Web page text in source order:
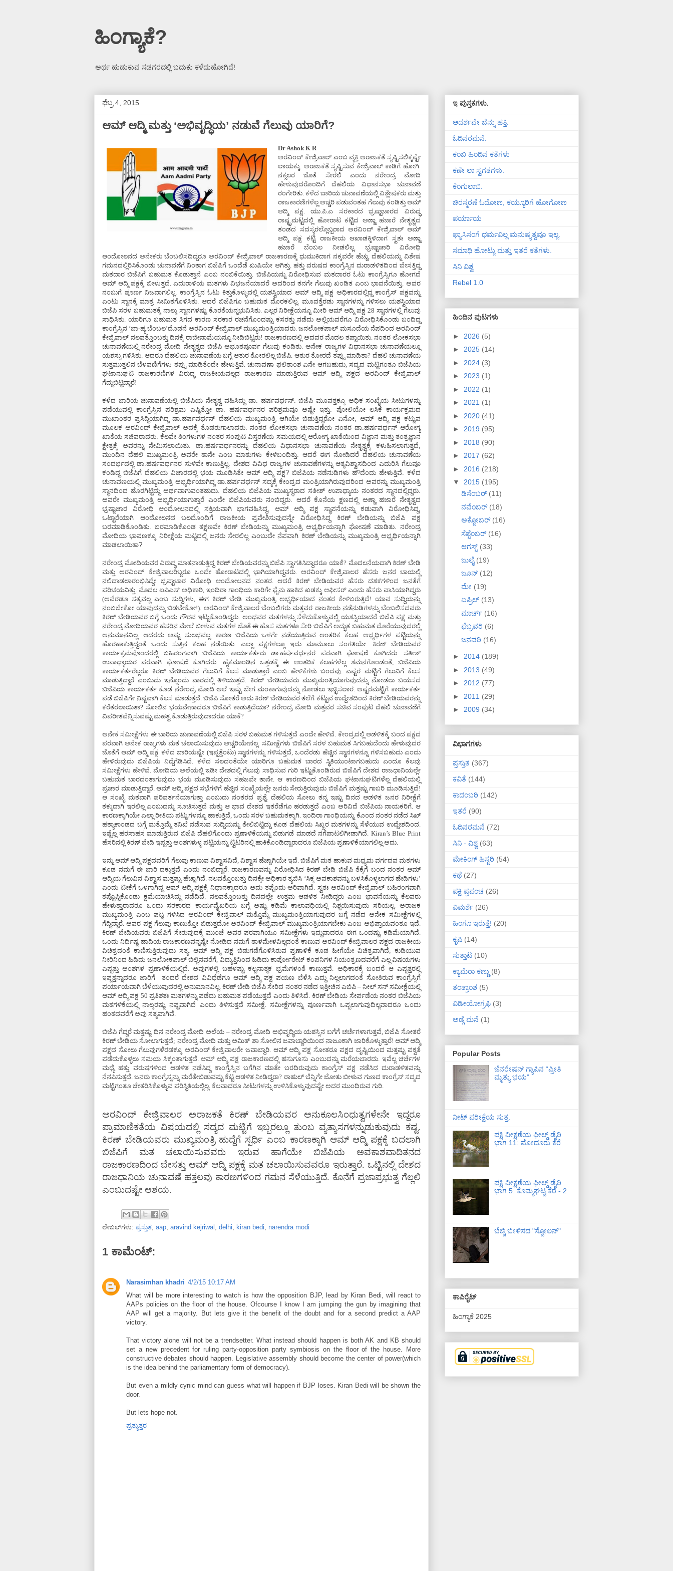
ಹಿಂಗ್ಯಾಕೆ?
ಅರ್ಥ ಹುಡುಕುವ ಸಡಗರದಲ್ಲಿ ಬದುಕು ಕಳೆದುಹೋಗಿದೆ!
ಫೆಬ್ರ 4, 2015
ಆಮ್ ಆದ್ಮಿ ಮತ್ತು ‘ಅಭಿವೃದ್ಧಿಯ’ ನಡುವೆ ಗೆಲುವು ಯಾರಿಗೆ?
Dr Ashok K R
ಅರವಿಂದ್ ಕೇಜ್ರಿವಾಲ್ ಎಂಬ ವ್ಯಕ್ತಿ ಅರಾಜಕತೆ ಸೃಷ್ಟಿಸಲಿಕ್ಕಷ್ಟೇ
ಲಾಯಕ್ಕು. ಅರಾಜಕತೆ ಸೃಷ್ಟಿಸುವ ಕೇಜ್ರಿವಾಲ್ ಕಾಡಿಗೆ ಹೋಗಿ
ನಕ್ಸಲರ ಜೊತೆ ಸೇರಲಿ ಎಂದು ನರೇಂದ್ರ ಮೋದಿ
ಹೇಳುವುದರೊಂದಿಗೆ ದೆಹಲಿಯ ವಿಧಾನಸಭಾ ಚುನಾವಣೆ
ರಂಗೇರಿತು. ಕಳೆದ ಬಾರಿಯ ಚುನಾವಣೆಯಲ್ಲಿ ವಿಶ್ಲೇಷಕರು ಮತ್ತು
ರಾಜಕಾರಣಿಗಳೆಲ್ಲ ಅಚ್ಚರಿ ಪಡುವಂತಹ ಗೆಲುವು ಕಂಡಿತ್ತು ಆಮ್
ಆದ್ಮಿ ಪಕ್ಷ. ಯು.ಪಿ.ಎ ಸರಕಾರದ ಭ್ರಷ್ಟಾಚಾರದ ವಿರುದ್ಧ
ರಾಷ್ಟ್ರಮಟ್ಟದಲ್ಲಿ ಹೋರಾಟ ಕಟ್ಟಿದ ಅಣ್ಣಾ ಹಜಾರೆ ನೇತೃತ್ವದ
ತಂಡದ ಸದಸ್ಯರಲ್ಲೊಬ್ಬರಾದ ಅರವಿಂದ್ ಕೇಜ್ರಿವಾಲ್ ಆಮ್
ಆದ್ಮಿ ಪಕ್ಷ ಕಟ್ಟಿ ರಾಜಕೀಯ ಆಖಾಡಕ್ಕಿಳಿದಾಗ ಸ್ವತಃ ಅಣ್ಣಾ
ಹಜಾರೆ ಬೆಂಬಲ ನೀಡಲಿಲ್ಲ. ಭ್ರಷ್ಟಾಚಾರಿ ವಿರೋಧಿ
ಆಂದೋಲನದ ಅನೇಕರು ಬೆಂಬಲಿಸದಿದ್ದರೂ ಅರವಿಂದ್ ಕೇಜ್ರಿವಾಲ್ ರಾಜಕಾರಣಕ್ಕೆ ಧುಮುಕಿದಾಗ ನಕ್ಕವರೇ ಹೆಚ್ಚು. ದೆಹಲಿಯನ್ನು ವಿಶೇಷ
ಗಮನದಲ್ಲಿರಿಸಿಕೊಂಡು ಚುನಾವಣೆಗೆ ನಿಂತಾಗ ಬಿಜೆಪಿಗೆ ಒಂದೆಡೆ ಖುಷಿಯೇ ಆಗಿತ್ತು. ಹತ್ತು ವರುಷದ ಕಾಂಗ್ರೆಸ್ಸಿನ ದುರಾಡಳಿತದಿಂದ ಬೇಸತ್ತಿದ್ದ
ಮತದಾರ ಬಿಜೆಪಿಗೆ ಬಹುಮತ ಕೊಡುತ್ತಾನೆ ಎಂಬ ನಂಬಿಕೆಯಿತ್ತು. ಬಿಜೆಪಿಯನ್ನು ವಿರೋಧಿಸುವ ಮತದಾರರ ಓಟು ಕಾಂಗ್ರೆಸ್ಸಿಗೂ ಹೋಗದೆ
ಆಮ್ ಆದ್ಮಿ ಪಕ್ಷಕ್ಕೆ ಬೀಳುತ್ತದೆ. ಎದುರಾಳಿಯ ಮತಗಳು ವಿಭಜನೆಯಾದರೆ ಅದರಿಂದ ತನಗೇ ಗೆಲುವು ಖಂಡಿತ ಎಂಬ ಭಾವನೆಯಿತ್ತು. ಅವರ
ನಂಬುಗೆ ಪೂರ್ಣ ನಿಜವಾಗಲಿಲ್ಲ. ಕಾಂಗ್ರೆಸ್ಸಿನ ಓಟು ಕಿತ್ತುಕೊಳ್ಳುವಲ್ಲಿ ಯಶಸ್ವಿಯಾದ ಆಮ್ ಆದ್ಮಿ ಪಕ್ಷ ಅಧಿಕಾರದಲ್ಲಿದ್ದ ಕಾಂಗ್ರೆಸ್ ಪಕ್ಷವನ್ನು
ಎಂಟು ಸ್ಥಾನಕ್ಕೆ ಮಾತ್ರ ಸೀಮಿತಗೊಳಿಸಿತು. ಆದರೆ ಬಿಜೆಪಿಗೂ ಬಹುಮತ ದೊರಕಲಿಲ್ಲ. ಮೂವತ್ತೆರಡು ಸ್ಥಾನಗಳನ್ನು ಗಳಿಸಲು ಯಶಸ್ವಿಯಾದ
ಬಿಜೆಪಿ ಸರಳ ಬಹುಮತಕ್ಕೆ ನಾಲ್ಕು ಸ್ಥಾನಗಳಷ್ಟು ಕೊರತೆಯನ್ನಭುವಿಸಿತು. ಎಲ್ಲರ ನಿರೀಕ್ಷೆಯನ್ನೂ ಮೀರಿ ಆಮ್ ಆದ್ಮಿ ಪಕ್ಷ 28 ಸ್ಥಾನಗಳಲ್ಲಿ ಗೆಲುವು
ಸಾಧಿಸಿತು. ಯಾರಿಗೂ ಬಹುಮತ ಸಿಗದ ಕಾರಣ ಸರಕಾರ ರಚನೆಗೊಂದಷ್ಟು ಕಸರತ್ತು ನಡೆದು ಅಲ್ಲಿಯವರೆಗೂ ವಿರೋಧಿಸಿಕೊಂಡು ಬಂದಿದ್ದ
ಕಾಂಗ್ರೆಸ್ಸಿನ ‘ಬಾ-ಹ್ಯ ಬೆಂಬಲ’ದೊಡನೆ ಅರವಿಂದ್ ಕೇಜ್ರಿವಾಲ್ ಮುಖ್ಯಮಂತ್ರಿಯಾದರು. ಜನಲೋಕಪಾಲ್ ಮಸೂದೆಯ ನೆಪದಿಂದ ಅರವಿಂದ್
ಕೇಜ್ರಿವಾಲ್ ನಲವತ್ತೊಂಬತ್ತು ದಿನಕ್ಕೆ ರಾಜೀನಾಮೆಯನ್ನೂ ನೀಡಿಬಿಟ್ಟರು! ರಾಜಕಾರಣದಲ್ಲಿ ಅದವರ ಮೊದಲ ತಪ್ಪಾಯಿತು. ನಂತರ ಲೋಕಸಭಾ
ಚುನಾವಣೆಯಲ್ಲಿ ನರೇಂದ್ರ ಮೋದಿ ನೇತೃತ್ವದ ಬಿಜೆಪಿ ಅಭೂತಪೂರ್ವ ಗೆಲುವು ಕಂಡಿತು. ಅನೇಕ ರಾಜ್ಯಗಳ ವಿಧಾನಸಭಾ ಚುನಾವಣೆಯಲ್ಲೂ
ಯಶಸ್ಸು ಗಳಿಸಿತು. ಆದರೂ ದೆಹಲಿಯ ಚುನಾವಣೆಯ ಬಗ್ಗೆ ಆತುರ ತೋರಲಿಲ್ಲ ಬಿಜೆಪಿ. ಆತುರ ತೋರದೆ ತಪ್ಪು ಮಾಡಿತಾ? ದೆಹಲಿ ಚುನಾವಣೆಯ
ಸುತ್ತಮುತ್ತಲಿನ ಬೆಳವಣಿಗೆಗಳು ತಪ್ಪು ಮಾಡಿತೆಂದೇ ಹೇಳುತ್ತಿವೆ. ಚುನಾವಣಾ ಫಲಿತಾಂಶ ಏನೇ ಆಗಬಹುದು, ಸದ್ಯದ ಮಟ್ಟಿಗಂತೂ ಬಿಜೆಪಿಯ
ಘಟಾನುಘಟಿ ರಾಜಕಾರಣಿಗಳ ವಿರುದ್ಧ ರಾಜಕೀಯವಲ್ಲದ ರಾಜಕಾರಣ ಮಾಡುತ್ತಿರುವ ಆಮ್ ಆದ್ಮಿ ಪಕ್ಷದ ಅರವಿಂದ್ ಕೇಜ್ರಿವಾಲ್
ಗೆದ್ದುಬಿಟ್ಟಿದ್ದಾರೆ!
ಕಳೆದ ಬಾರಿಯ ಚುನಾವಣೆಯಲ್ಲಿ ಬಿಜೆಪಿಯ ನೇತೃತ್ವ ವಹಿಸಿದ್ದು ಡಾ. ಹರ್ಷವರ್ಧನ್. ಬಿಜೆಪಿ ಮೂವತ್ತಕ್ಕೂ ಅಧಿಕ ಸಂಖೈಯ ಸೀಟುಗಳನ್ನು
ಪಡೆಯುವಲ್ಲಿ ಕಾಂಗ್ರೆಸ್ಸಿನ ಪರಿಶ್ರಮ ಎಷ್ಟಿತ್ತೋ ಡಾ. ಹರ್ಷವರ್ಧನರ ಪರಿಶ್ರಮವೂ ಅಷ್ಟೇ ಇತ್ತು. ಪೋಲಿಯೋ ಲಸಿಕೆ ಕಾರ್ಯಕ್ರಮದ
ಮುಖಾಂತರ ಪ್ರಸಿದ್ಧಿಯಾಗಿದ್ದ ಡಾ.ಹರ್ಷವರ್ಧನ್ ದೆಹಲಿಯ ಮುಖ್ಯಮಂತ್ರಿ ಆಗಿಯೇ ಬಿಡುತ್ತಿದ್ದರೋ ಏನೋ, ಆಮ್ ಆದ್ಮಿ ಪಕ್ಷ ಕಟ್ಟುವ
ಮೂಲಕ ಅರವಿಂದ್ ಕೇಜ್ರಿವಾಲ್ ಅದಕ್ಕೆ ತೊಡರುಗಾಲಾದರು. ನಂತರ ಲೋಕಸಭಾ ಚುನಾವಣೆಯ ನಂತರ ಡಾ.ಹರ್ಷವರ್ಧನ್ ಆರೋಗ್ಯ
ಖಾತೆಯ ಸಚಿವರಾದರು. ಕೆಲವೇ ತಿಂಗಳುಗಳ ನಂತರ ಸಂಪುಟ ವಿಸ್ತರಣೆಯ ಸಮಯದಲ್ಲಿ ಆರೋಗ್ಯ ಖಾತೆಯಿಂದ ವಿಜ್ಞಾನ ಮತ್ತು ತಂತ್ರಜ್ಞಾನ
ಕ್ಷೇತ್ರಕ್ಕೆ ಅವರನ್ನು ನೇಮಿಸಲಾಯಿತು. ಡಾ.ಹರ್ಷವರ್ಧನರನ್ನು ದೆಹಲಿಯ ವಿಧಾನಸಭಾ ಚುನಾವಣೆಯ ನೇತೃತ್ವಕ್ಕೆ ಕಳುಹಿಸಲಾಗುತ್ತದೆ,
ಮುಂದಿನ ದೆಹಲಿ ಮುಖ್ಯಮಂತ್ರಿ ಅವರೇ ತಾನೇ ಎಂಬ ಮಾತುಗಳು ಕೇಳಿಬಂದಿತ್ತು. ಆದರೆ ಈಗ ನೋಡಿದರೆ ದೆಹಲಿಯ ಚುನಾವಣೆಯ
ಸಂದರ್ಭದಲ್ಲಿ ಡಾ.ಹರ್ಷವರ್ಧನರ ಸುಳಿವೇ ಕಾಣುತ್ತಿಲ್ಲ. ದೇಶದ ವಿವಿಧ ರಾಜ್ಯಗಳ ಚುನಾವಣೆಗಳನ್ನು ಆತ್ಮವಿಶ್ವಾಸದಿಂದ ಎದುರಿಸಿ ಗೆಲುವೂ
ಕಂಡಿದ್ದ ಬಿಜೆಪಿಗೆ ದೆಹಲಿಯ ವಿಚಾರದಲ್ಲಿ ಭಯ ಮೂಡಿಸಿತೇ ಆಮ್ ಆದ್ಮಿ ಪಕ್ಷ? ಬಿಜೆಪಿಯ ನಡೆನುಡಿಗಳು ಹೌದೆಂದು ಹೇಳುತ್ತಿವೆ. ಕಳೆದ
ಚುನಾವಣಯಲ್ಲಿ ಮುಖ್ಯಮಂತ್ರಿ ಅಭ್ಯರ್ಥಿಯಾಗಿದ್ದ ಡಾ.ಹರ್ಷವರ್ಧನ್ ಸದ್ಯಕ್ಕೆ ಕೇಂದ್ರದ ಮಂತ್ರಿಯಾಗಿರುವುದರಿಂದ ಅವರನ್ನು ಮುಖ್ಯಮಂತ್ರಿ
ಸ್ಥಾನದಿಂದ ಹೊರಗಿಟ್ಟಿದ್ದು ಅರ್ಥವಾಗುವಂತಹುದು. ದೆಹಲಿಯ ಬಿಜೆಪಿಯ ಮುಖ್ಯಸ್ಥರಾದ ಸತೀಶ್ ಉಪಾಧ್ಯಾಯ ನಂತರದ ಸ್ಥಾನದಲ್ಲಿದ್ದರು.
ಅವರೇ ಮುಖ್ಯಮಂತ್ರಿ ಅಭ್ಯರ್ಥಿಯಾಗುತ್ತಾರೆ ಎಂದೇ ಬಿಜೆಪಿಯವರು ನಂಬಿದ್ದರು. ಆದರೆ ಕೊನೆಯ ಕ್ಷಣದಲ್ಲಿ ಅಣ್ಣಾ ಹಜಾರೆ ನೇತೃತ್ವದ
ಭ್ರಷ್ಟಾಚಾರ ವಿರೋಧಿ ಆಂದೋಲನದಲ್ಲಿ ಸಕ್ರಿಯವಾಗಿ ಭಾಗವಹಿಸಿದ್ದ, ಆಮ್ ಆದ್ಮಿ ಪಕ್ಷ ಸ್ಥಾಪನೆಯನ್ನು ಕಡುವಾಗಿ ವಿರೋಧಿಸಿದ್ದ,
ಒಟ್ಟಾರೆಯಾಗಿ ಆಂದೋಲನದ ಬಲದೊಂದಿಗೆ ರಾಜಕೀಯ ಪ್ರವೇಶಿಸುವುದನ್ನೇ ವಿರೋಧಿಸಿದ್ದ ಕಿರಣ್ ಬೇಡಿಯನ್ನು ಬಿಜೆಪಿ ಪಕ್ಷ
ಬರಮಾಡಿಕೊಂಡಿತು. ಬರಮಾಡಿಕೊಂಡ ತಕ್ಷಣವೇ ಕಿರಣ್ ಬೇಡಿಯನ್ನು ಮುಖ್ಯಮಂತ್ರಿ ಅಭ್ಯರ್ಥಿಯನ್ನಾಗಿ ಘೋಷಣೆ ಮಾಡಿತು. ನರೇಂದ್ರ
ಮೋದಿಯ ಭಾಷಣಕ್ಕೂ ನಿರೀಕ್ಷೆಯ ಮಟ್ಟದಲ್ಲಿ ಜನರು ಸೇರಲಿಲ್ಲ ಎಂಬುದೇ ನೆಪವಾಗಿ ಕಿರಣ್ ಬೇಡಿಯನ್ನು ಮುಖ್ಯಮಂತ್ರಿ ಅಭ್ಯರ್ಥಿಯನ್ನಾಗಿ
ಮಾಡಲಾಯಿತಾ?
ನರೇಂದ್ರ ಮೋದಿಯವರ ವಿರುದ್ಧ ಮಾತನಾಡುತ್ತಿದ್ದ ಕಿರಣ್ ಬೇಡಿಯವರನ್ನು ಬಿಜೆಪಿ ಸ್ವಾಗತಿಸಿದ್ದಾದರೂ ಯಾಕೆ? ಮೊದಲನೆಯದಾಗಿ ಕಿರಣ್ ಬೇಡಿ
ಮತ್ತು ಅರವಿಂದ್ ಕೇಜ್ರಿವಾಲರಿಬ್ಬರೂ ಒಂದೇ ಹೋರಾಟದಲ್ಲಿ ಭಾಗಿಯಾಗಿದ್ದವರು. ಅರವಿಂದ್ ಕೇಜ್ರಿವಾಲರ ಹೆಸರು ಜನರ ಬಾಯಲ್ಲಿ
ನಲಿದಾಡಲಾರಂಭಿಸಿದ್ದೇ ಭ್ರಷ್ಟಾಚಾರ ವಿರೋಧಿ ಆಂದೋಲನದ ನಂತರ. ಆದರೆ ಕಿರಣ್ ಬೇಡಿಯವರ ಹೆಸರು ದಶಕಗಳಿಂದ ಜನತೆಗೆ
ಪರಿಚಯವಿತ್ತು. ಮೊದಲ ಐಪಿಎಸ್ ಅಧಿಕಾರಿ, ಇಂದಿರಾ ಗಾಂಧಿಯ ಕಾರಿಗೇ ಫೈನು ಹಾಕಿದ ಖಡಕ್ಕು ಆಫೀಸರ್ ಎಂದು ಹೆಸರು ವಾಸಿಯಾಗಿದ್ದರು
(ಅವೆರಡೂ ಸತ್ಯವಲ್ಲ ಎಂಬ ಸುದ್ದಿಗಳು, ಈಗ ಕಿರಣ್ ಬೇಡಿ ಮುಖ್ಯಮಂತ್ರಿ ಅಭ್ಯರ್ಥಿಯಾದ ನಂತರ ಕೇಳಿಬರುತ್ತಿದೆ! ಯಾವ ಸುದ್ದಿಯನ್ನು
ನಂಬಬೇಕೋ ಯಾವುದನ್ನು ಬಿಡಬೇಕೋ!). ಅರವಿಂದ್ ಕೇಜ್ರಿವಾಲರ ಬೆಂಬಲಿಗರು ಮತ್ತವರ ರಾಜಕೀಯ ನಡೆನುಡಿಗಳನ್ನು ಬೆಂಬಲಿಸದವರು
ಕಿರಣ್ ಬೇಡಿಯವರ ಬಗ್ಗೆ ಒಂದು ಗೌರವ ಇಟ್ಟುಕೊಂಡಿದ್ದರು. ಅಂಥವರ ಮತಗಳನ್ನು ಸೆಳೆದುಕೊಳ್ಳುವಲ್ಲಿ ಯಶಸ್ವಿಯಾದರೆ ಬಿಜೆಪಿ ಪಕ್ಷ ಮತ್ತು
ನರೇಂದ್ರ ಮೋದಿಯವರ ಹೆಸರಿನ ಮೇಲೆ ಬೀಳುವ ಮತಗಳ ಜೊತೆ ಈ ಹೊಸ ಮತಗಳೂ ಸೇರಿ ಬಿಜೆಪಿಗೆ ಅದ್ಭುತ ಬಹುಮತ ದೊರೆಯುವುದರಲ್ಲಿ
ಅನುಮಾನವಿಲ್ಲ. ಆದರದು ಅಷ್ಟು ಸುಲಭವಲ್ಲ. ಕಾರಣ ಬಿಜೆಪಿಯ ಒಳಗೇ ನಡೆಯುತ್ತಿರುವ ಆಂತರಿಕ ಕಲಹ. ಅಭ್ಯರ್ಥಿಗಳ ಪಟ್ಟಿಯನ್ನು
ಹೊರಹಾಕುತ್ತಿದ್ದಂತೆ ಒಂದು ಸುತ್ತಿನ ಕಲಹ ನಡೆಯಿತು. ಎಲ್ಲಾ ಪಕ್ಷಗಳಲ್ಲೂ ಇದು ಮಾಮೂಲು ಸಂಗತಿಯೇ. ಕಿರಣ್ ಬೇಡಿಯವರ
ಕಾರ್ಯಕ್ರಮವೊಂದರಲ್ಲಿ ಬಹಿರಂಗವಾಗಿ ಬಿಜೆಪಿಯ ಕಾರ್ಯಕರ್ತರು ಡಾ.ಹರ್ಷವರ್ಧನರ ಪರವಾಗಿ ಘೋಷಣೆ ಕೂಗಿದರು. ಸತೀಶ್
ಉಪಾಧ್ಯಾಯರ ಪರವಾಗಿ ಘೋಷಣೆ ಕೂಗಿದರು. ಹೈಕಮಾಂಡಿನ ಒತ್ತಡಕ್ಕೆ ಈ ಆಂತರಿಕ ಕಲಹಗಳೆಲ್ಲ ಶಮನಗೊಂಡಂತೆ, ಬಿಜೆಪಿಯ
ಕಾರ್ಯಕರ್ತರೆಲ್ಲರೂ ಕಿರಣ್ ಬೇಡಿಯವರ ಗೆಲುವಿಗೆ ಕೆಲಸ ಮಾಡುತ್ತಾರೆ ಎಂಬ ಹೇಳಿಕೆಗಳು ಬಂದವು. ಎಷ್ಟರ ಮಟ್ಟಿಗೆ ಗೆಲುವಿಗೆ ಕೆಲಸ
ಮಾಡುತ್ತಿದ್ದಾರೆ ಎಂಬುದು ಇನ್ನೊಂದು ವಾರದಲ್ಲಿ ತಿಳಿಯುತ್ತದೆ. ಕಿರಣ್ ಬೇಡಿಯವರು ಮುಖ್ಯಮಂತ್ರಿಯಾಗುವುದನ್ನು ನೋಡಲು ಬಯಸದ
ಬಿಜೆಪಿಯ ಕಾರ್ಯಕರ್ತ ಕೂಡ ನರೇಂದ್ರ ಮೋದಿ ಅಲೆ ಇಷ್ಟು ಬೇಗ ಮಂಕಾಗುವುದನ್ನು ನೋಡಲು ಇಚ್ಛಿಸಲಾರ. ಅಷ್ಟರಮಟ್ಟಿಗೆ ಕಾರ್ಯಕರ್ತ
ಪಡೆ ಬಿಜೆಪಿಗೇ ನಿಷ್ಟವಾಗಿ ಕೆಲಸ ಮಾಡುತ್ತದೆ. ಬಿಜೆಪಿ ಸೋತರೆ ಅದು ಕಿರಣ್ ಬೇಡಿಯವರ ತಲೆಗೆ ಕಟ್ಟುವ ಉದ್ದೇಶದಿಂದ ಕಿರಣ್ ಬೇಡಿಯವರನ್ನು
ಕರೆತರಲಾಯಿತಾ? ಸೋಲಿನ ಭಯವೇನಾದರೂ ಬಿಜೆಪಿಗೆ ಕಾಡುತ್ತಿದೆಯಾ? ನರೇಂದ್ರ ಮೋದಿ ಮತ್ತವರ ಸಚಿವ ಸಂಪುಟ ದೆಹಲಿ ಚುನಾವಣೆಗೆ
ವಿಪರೀತವೆನ್ನಿಸುವಷ್ಟು ಮಹತ್ವ ಕೊಡುತ್ತಿರುವುದಾದರೂ ಯಾಕೆ?
ಅನೇಕ ಸಮೀಕ್ಷೆಗಳು ಈ ಬಾರಿಯ ಚುನಾವಣೆಯಲ್ಲಿ ಬಿಜೆಪಿ ಸರಳ ಬಹುಮತ ಗಳಿಸುತ್ತದೆ ಎಂದೇ ಹೇಳಿವೆ. ಕೇಂದ್ರದಲ್ಲಿ ಆಡಳಿತಕ್ಕೆ ಬಂದ ಪಕ್ಷದ
ಪರವಾಗಿ ಅನೇಕ ರಾಜ್ಯಗಳು ಮತ ಚಲಾಯಿಸುವುದು ಅಚ್ಚರಿಯೇನಲ್ಲ. ಸಮೀಕ್ಷೆಗಳು ಬಿಜೆಪಿಗೆ ಸರಳ ಬಹುಮತ ಸಿಗಬಹುದೆಂದು ಹೇಳುವುದರ
ಜೊತೆಗೆ ಆಮ್ ಆದ್ಮಿ ಪಕ್ಷ ಕಳೆದ ಬಾರಿಯಷ್ಟೇ (ಇಪ್ಪತ್ತೆಂಟು) ಸ್ಥಾನಗಳನ್ನು ಗಳಿಸುತ್ತದೆ, ಒಂದೆರಡು ಹೆಚ್ಚಿನ ಸ್ಥಾನಗಳನ್ನೂ ಗಳಿಸಬಹುದು ಎಂದು
ಹೇಳಿರುವುದು ಬಿಜೆಪಿಯ ನಿದ್ದೆಗೆಡಿಸಿದೆ. ಕಳೆದ ಸಲದಂತೆಯೇ ಯಾರಿಗೂ ಬಹುಮತ ಬಾರದ ಸ್ಥಿತಿಯುಂಟಾಗಬಹುದು ಎಂದೂ ಕೆಲವು
ಸಮೀಕ್ಷೆಗಳು ಹೇಳಿವೆ. ಮೋದಿಯ ಅಲೆಯಲ್ಲಿ ಇಡೀ ದೇಶದಲ್ಲಿ ಗೆಲುವು ಸಾಧಿಸುವ ಗುರಿ ಇಟ್ಟುಕೊಂಡಿರುವ ಬಿಜೆಪಿಗೆ ದೇಶದ ರಾಜಧಾನಿಯಲ್ಲೇ
ಬಹುಮತ ಬಾರದಂತಾಗುವುದು ಭಯ ಮೂಡಿಸುವುದು ಸಹಜವೇ ತಾನೇ. ಆ ಕಾರಣದಿಂದ ಬಿಜೆಪಿಯ ಘಟಾನುಘಟಿಗಳೆಲ್ಲ ದೆಹಲಿಯಲ್ಲಿ
ಪ್ರಚಾರ ಮಾಡುತ್ತಿದ್ದಾರೆ. ಆಮ್ ಆದ್ಮಿ ಪಕ್ಷದ ಸಭೆಗಳಿಗೆ ಹೆಚ್ಚಿನ ಸಂಖೈಯಲ್ಲೇ ಜನರು ಸೇರುತ್ತಿರುವುದು ಬಿಜೆಪಿಗೆ ಮತ್ತಷ್ಟು ಗಾಬರಿ ಮೂಡಿಸುತ್ತಿದೆ!
ಆ ಸಂಖೈ ಮತವಾಗಿ ಪರಿವರ್ತನೆಯಾಗುತ್ತಾ ಎಂಬುದು ನಂತರದ ಪ್ರಶ್ನೆ. ದೆಹಲಿಯ ಸೋಲು ತನ್ನ ಇಷ್ಟು ದಿನದ ಆಡಳಿತ ಜನರ ನಿರೀಕ್ಷೆಗೆ
ತಕ್ಕುದಾಗಿ ಇರಲಿಲ್ಲ ಎಂಬುದನ್ನು ಸೂಚಿಸುತ್ತದೆ ಮತ್ತು ಆ ಭಾವ ದೇಶದ ಇತರೆಡೆಗೂ ಹರಡುತ್ತದೆ ಎಂಬ ಅರಿವಿದೆ ಬಿಜೆಪಿಯ ನಾಯಕರಿಗೆ. ಆ
ಕಾರಣಕ್ಕಾಗಿಯೇ ಎಲ್ಲಾ ರೀತಿಯ ಪಟ್ಟುಗಳನ್ನೂ ಹಾಕುತ್ತಿದೆ, ಒಂದು ಸರಳ ಬಹುಮತಕ್ಕಾಗಿ. ಇಂದಿರಾ ಗಾಂಧಿಯನ್ನು ಕೊಂದ ನಂತರ ನಡೆದ ಸಿಖ್
ಹತ್ಯಾಕಾಂಡದ ಬಗ್ಗೆ ಮತ್ತೊಮ್ಮೆ ತನಿಖೆ ನಡೆಸುವ ಸುದ್ದಿಯನ್ನು ತೇಲಿಬಿಟ್ಟಿದ್ದು ಕೂಡ ದೆಹಲಿಯ ಸಿಖ್ಖರ ಮತಗಳನ್ನು ಸೆಳೆಯುವ ಉದ್ದೇಶದಿಂದ.
ಇಷ್ಟೆಲ್ಲ ಹರಸಾಹಸ ಮಾಡುತ್ತಿರುವ ಬಿಜೆಪಿ ದೆಹಲಿಗೊಂದು ಪ್ರಣಾಳಿಕೆಯನ್ನು ಬಿಡುಗಡೆ ಮಾಡದೆ ನಗೆಪಾಟಲಿಗೀಡಾಗಿದೆ. Kiran’s Blue Print
ಹೆಸರಿನಲ್ಲಿ ಕಿರಣ್ ಬೇಡಿ ಇಪ್ಪತ್ತು ಅಂಶಗಳುಳ್ಳ ಪಟ್ಟಿಯನ್ನು ಟ್ವಿಟರಿನಲ್ಲಿ ಹಾಕಿಕೊಂಡಿದ್ದಾರಾದರೂ ಬಿಜೆಪಿಯ ಪ್ರಣಾಳಿಕೆಯಾಗಲಿಲ್ಲ ಅದು.
ಇನ್ನು ಆಮ್ ಆದ್ಮಿ ಪಕ್ಷದವರಿಗೆ ಗೆಲುವು ಕಾಣುವ ವಿಶ್ವಾಸವಿದೆ, ವಿಶ್ವಾಸ ಹೆಚ್ಚಾಗಿಯೇ ಇದೆ. ಬಿಜೆಪಿಗೆ ಮತ ಹಾಕುವ ಮಧ್ಯಮ ವರ್ಗದವ ಮತಗಳು
ಕೂಡ ನಮಗೆ ಈ ಬಾರಿ ದಕ್ಕುತ್ತವೆ ಎಂದು ನಂಬಿದ್ದಾರೆ. ರಾಜಕಾರಣವನ್ನು ವಿರೋಧಿಸಿದ ಕಿರಣ್ ಬೇಡಿ ಬಿಜೆಪಿ ತೆಕ್ಕೆಗೆ ಬಂದ ನಂತರ ಆಮ್
ಆದ್ಮಿಯ ಗೆಲುವಿನ ವಿಶ್ವಾಸ ಮತ್ತಷ್ಟು ಹೆಚ್ಚಾಗಿದೆ. ನಲವತ್ತೊಂಬತ್ತು ದಿನಕ್ಕೇ ಅಧಿಕಾರ ತ್ಯಜಿಸಿ ‘ಸಿಕ್ಕ ಅವಕಾಶವನ್ನು ಬಳಸಿಕೊಳ್ಳಲಾಗದ ಹೇಡಿಗಳು’
ಎಂದು ಟೀಕೆಗೆ ಒಳಗಾಗಿದ್ದ ಆಮ್ ಆದ್ಮಿ ಪಕ್ಷಕ್ಕೆ ನಿಧಾನಕ್ಕಾದರೂ ಅದು ತಪ್ಪೆಂದು ಅರಿವಾಗಿದೆ. ಸ್ವತಃ ಅರವಿಂದ್ ಕೇಜ್ರಿವಾಲ್ ಬಹಿರಂಗವಾಗಿ
ತಪ್ಪೊಪ್ಪಿಕೊಂಡು ಕ್ಷಮೆಯಾಚಿಸಿದ್ದು ನಡೆದಿದೆ. ನಲವತ್ತೊಂಬತ್ತು ದಿನದಲ್ಲೇ ಉತ್ತಮ ಆಡಳಿತ ನೀಡಿದ್ದರು ಎಂಬ ಭಾವನೆಯನ್ನು ಕೆಲವರು
ಹೇಳುತ್ತಾರಾದರೂ ಒಂದು ಸರಕಾರದ ಕಾರ್ಯವೈಖರಿಯ ಬಗ್ಗೆ ಅಷ್ಟು ಕಡಿಮೆ ಕಾಲಾವಧಿಯಲ್ಲಿ ನಿಶ್ಚಯಿಸುವುದು ಸರಿಯಲ್ಲ. ಅರಾಜಕ
ಮುಖ್ಯಮಂತ್ರಿ ಎಂಬ ಪಟ್ಟ ಗಳಿಸಿದ ಅರವಿಂದ್ ಕೇಜ್ರಿವಾಲ್ ಮತ್ತೊಮ್ಮೆ ಮುಖ್ಯಮಂತ್ರಿಯಾಗುವುದರ ಬಗ್ಗೆ ನಡೆದ ಅನೇಕ ಸಮೀಕ್ಷೆಗಳಲ್ಲಿ
ಗೆದ್ದಿದ್ದಾರೆ. ಅವರ ಪಕ್ಷ ಗೆಲುವು ಕಾಣುತ್ತೋ ಬಿಡುತ್ತದೋ ಅರವಿಂದ್ ಕೇಜ್ರಿವಾಲ್ ಮುಖ್ಯಮಂತ್ರಿಯಾಗಬೇಕು ಎಂಬ ಅಭಿಪ್ರಾಯವಂತೂ ಇದೆ.
ಕಿರಣ್ ಬೇಡಿಯವರು ಬಿಜೆಪಿಗೆ ಸೇರುವುದಕ್ಕೆ ಮುಂಚೆ ಅವರ ಪರವಾಗಿಯೂ ಸಮೀಕ್ಷೆಗಳು ಇದ್ದುವಾದರೂ ಈಗ ಒಂದಷ್ಟು ಕಡಿಮೆಯಾಗಿದೆ.
ಒಂದು ನಿರ್ದಿಷ್ಟ ಹಾದಿಯ ರಾಜಕಾರಣವನ್ನಷ್ಟೇ ನೋಡಿದ ನಮಗೆ ತಾಳಮೇಳವಿಲ್ಲದಂತೆ ಕಾಣುವ ಅರವಿಂದ್ ಕೇಜ್ರಿವಾಲರ ಪಕ್ಷದ ರಾಜಕೀಯ
ವಿಚಿತ್ರದಂತೆ ಕಾಣಿಸುತ್ತಿರುವುದು ಸತ್ಯ. ಆಮ್ ಆದ್ಮಿ ಪಕ್ಷ ಬಿಡುಗಡೆಗೊಳಿಸಿರುವ ಪ್ರಣಾಳಿಕೆ ಕೂಡ ಹೀಗೆಯೇ ವಿಚಿತ್ರವಾಗಿದೆ; ಕುಡಿಯುವ
ನೀರಿನಿಂದ ಹಿಡಿದು ಜನಲೋಕಪಾಲ್ ಬಿಲ್ಲಿನವರೆಗೆ, ವಿದ್ಯುತ್ತಿನಿಂದ ಹಿಡಿದು ಕಾರ್ಪೋರೇಟ್ ಕಂಪನಿಗಳ ನಿಯಂತ್ರಣದವರೆಗೆ ಎಲ್ಲ ವಿಷಯಗಳು
ಎಪ್ಪತ್ತು ಅಂಶಗಳ ಪ್ರಣಾಳಿಕೆಯಲ್ಲಿದೆ. ಅವುಗಳಲ್ಲಿ ಬಹಳಷ್ಟು ಕಲ್ಪನಾತ್ಮಕ ಭ್ರಮೆಗಳಂತೆ ಕಾಣುತ್ತವೆ. ಅಧಿಕಾರಕ್ಕೆ ಬಂದರೆ ಆ ಎಪ್ಪತ್ತರಲ್ಲಿ
ಇಪ್ಪತ್ತನ್ನಾದರೂ ಜಾರಿಗೆ ತಂದರೆ ದೇಶದ ವಿವಿಧೆಡೆಗೂ ಆಮ್ ಆದ್ಮಿ ಪಕ್ಷ ಪಯಣ ಬೆಳೆಸಿ ಎದ್ದು ನಿಲ್ಲಲಾಗದಂತೆ ಸೋತಿರುವ ಕಾಂಗ್ರೆಸ್ಸಿಗೆ
ಪರ್ಯಾಯವಾಗಿ ಬೆಳೆಯುವುದರಲ್ಲಿ ಅನುಮಾನವಿಲ್ಲ. ಕಿರಣ್ ಬೇಡಿ ಬಿಜೆಪಿ ಸೇರಿದ ನಂತರ ನಡೆದ ಇತ್ತೀಚಿನ ಎಬಿಪಿ – ನೀಲ್ ಸನ್ ಸಮೀಕ್ಷೆಯಲ್ಲಿ
ಆಮ್ ಆದ್ಮಿ ಪಕ್ಷ 50 ಪ್ರತಿಶತಃ ಮತಗಳನ್ನು ಪಡೆದು ಬಹುಮತ ಪಡೆಯುತ್ತದೆ ಎಂದು ತಿಳಿಸಿದೆ. ಕಿರಣ್ ಬೇಡಿಯ ಸೇರ್ಪಡೆಯ ನಂತರ ಬಿಜೆಪಿಯ
ಮತಗಳಿಕೆಯಲ್ಲಿ ನಾಲ್ಕರಷ್ಟು ನಷ್ಟವಾಗಿದೆ ಎಂದು ತಿಳಿಸುತ್ತದೆ ಸಮೀಕ್ಷೆ. ಸಮೀಕ್ಷೆಗಳನ್ನು ಪೂರ್ಣವಾಗಿ ಒಪ್ಪಲಾಗುವುದಿಲ್ಲವಾದರೂ ಒಂದು
ಹಂತದವರೆಗೆ ಅವು ಸತ್ಯವಾಗಿವೆ.
ಬಿಜೆಪಿ ಗೆದ್ದರೆ ಮತ್ತಷ್ಟು ದಿನ ನರೇಂದ್ರ ಮೋದಿ ಅಲೆಯ – ನರೇಂದ್ರ ಮೋದಿ ಅಭಿವೃದ್ಧಿಯ ಯಶಸ್ಸಿನ ಬಗೆಗೆ ಚರ್ಚೆಗಳಾಗುತ್ತವೆ, ಬಿಜೆಪಿ ಸೋತರೆ
ಕಿರಣ್ ಬೇಡಿಯ ಸೋಲಾಗುತ್ತದೆ; ನರೇಂದ್ರ ಮೋದಿ ಮತ್ತು ಅಮಿತ್ ಶಾ ಸೋಲಿನ ಜವಾಬ್ದಾರಿಯಿಂದ ನಾಜೂಕಾಗಿ ಜಾರಿಕೊಳ್ಳುತ್ತಾರೆ! ಆಮ್ ಆದ್ಮಿ
ಪಕ್ಷದ ಸೋಲು ಗೆಲುವುಗಳೆರಡಕ್ಕೂ ಅರವಿಂದ್ ಕೇಜ್ರಿವಾಲರೇ ಜವಾಬ್ದಾರಿ. ಆಮ್ ಆದ್ಮಿ ಪಕ್ಷ ಸೋತರೂ ಪಕ್ಷದ ದೃಷ್ಟಿಯಿಂದ ಮತ್ತಷ್ಟು ಪಕ್ವತೆ
ಪಡೆದುಕೊಳ್ಳಲು ಸಮಯ ಸಿಕ್ಕಂತಾಗುತ್ತದೆ. ಆಮ್ ಆದ್ಮಿ ಪಕ್ಷ ರಾಜಕಾರಣದಲ್ಲಿ ಹಸುಗೂಸು ಎಂಬುದನ್ನು ಮರೆಯಬಾರದು. ಇವೆಲ್ಲ ಚರ್ಚೆಗಳ
ಮಧ್ಯೆ ಹತ್ತು ವರುಷಗಳಿಂದ ಆಡಳಿತ ನಡೆಸಿದ್ದ ಕಾಂಗ್ರೆಸ್ಸಿನ ಬಗೆಗಿನ ಮಾತೇ ಬರದಿರುವುದು ಕಾಂಗ್ರೆಸ್ ಪಕ್ಷ ನಡೆಸಿದ ದುರಾಡಳಿತವನ್ನು
ನೆನಪಿಸುತ್ತದೆ. ಜನರು ಕಾಂಗ್ರೆಸ್ಸನ್ನು ಮರೆತೇಬಿಡುವಷ್ಟು ಕೆಟ್ಟ ಆಡಳಿತ ನೀಡಿದ್ದರಾ? ರಾಹುಲ್ ಬೆನ್ನಿಗೇ ಜೋತು ಬೀಳುವ ಗುಣದ ಕಾಂಗ್ರೆಸ್ ಸದ್ಯದ
ಮಟ್ಟಿಗಂತೂ ಚೇತರಿಸಿಕೊಳ್ಳುವ ಪರಿಸ್ಥಿತಿಯಲ್ಲಿಲ್ಲ. ಕೆಲವಾದರೂ ಸೀಟುಗಳನ್ನು ಉಳಿಸಿಕೊಳ್ಳುವುದಷ್ಟೇ ಅದರ ಮುಂದಿರುವ ಗುರಿ.
ಅರವಿಂದ್ ಕೇಜ್ರಿವಾಲರ ಅರಾಜಕತೆ ಕಿರಣ್ ಬೇಡಿಯವರ ಅನುಕೂಲಸಿಂಧುತ್ವಗಳೇನೇ ಇದ್ದರೂ
ಪ್ರಾಮಾಣಿಕತೆಯ ವಿಷಯದಲ್ಲಿ ಸದ್ಯದ ಮಟ್ಟಿಗೆ ಇಬ್ಬರಲ್ಲೂ ತುಂಬ ವ್ಯತ್ಯಾಸಗಳನ್ನುಡುಕುವುದು ಕಷ್ಟ.
ಕಿರಣ್ ಬೇಡಿಯವರು ಮುಖ್ಯಮಂತ್ರಿ ಹುದ್ದೆಗೆ ಸ್ಪರ್ಧಿ ಎಂಬ ಕಾರಣಕ್ಕಾಗಿ ಆಮ್ ಆದ್ಮಿ ಪಕ್ಷಕ್ಕೆ ಬದಲಾಗಿ
ಬಿಜೆಪಿಗೆ ಮತ ಚಲಾಯಿಸುವವರು ಇರುವ ಹಾಗೆಯೇ ಬಿಜೆಪಿಯ ಅವಕಾಶವಾದಿತನದ
ರಾಜಕಾರಣದಿಂದ ಬೇಸತ್ತು ಆಮ್ ಆದ್ಮಿ ಪಕ್ಷಕ್ಕೆ ಮತ ಚಲಾಯಿಸುವವರೂ ಇರುತ್ತಾರೆ. ಒಟ್ಟಿನಲ್ಲಿ ದೇಶದ
ರಾಜಧಾನಿಯ ಚುನಾವಣೆ ಹತ್ತಲವು ಕಾರಣಗಳಿಂದ ಗಮನ ಸೆಳೆಯುತ್ತಿದೆ. ಕೊನೆಗೆ ಪ್ರಜಾಪ್ರಭುತ್ವ ಗೆಲ್ಲಲಿ
ಎಂಬುದಷ್ಟೇ ಆಶಯ.
ಲೇಬಲ್‌ಗಳು: ಪ್ರಸ್ತುತ, aap, aravind kejriwal , delhi, kiran bedi, narendra modi
1 ಕಾಮೆಂಟ್‌:
Narasimhan khadri 4/2/15 10:17 AM
What will be more interesting to watch is how the opposition BJP, lead by Kiran Bedi, will react to
AAPs policies on the floor of the house. Ofcourse I know I am jumping the gun by imagining that
AAP will get a majority. But lets give it the benefit of the doubt and for a second predict a AAP
victory.
That victory alone will not be a trendsetter. What instead should happen is both AK and KB should
set a new precedent for ruling party-opposition party symbiosis on the floor of the house. More
constructive debates should happen. Legislative assembly should become the center of power(which
is the idea behind the parliamentary form of democracy).
But even a mildly cynic mind can guess what will happen if BJP loses. Kiran Bedi will be shown the
door.
But lets hope not.
ಪ್ರತ್ಯುತ್ತರ
ಇ ಪುಸ್ತಕಗಳು.
ಆದರ್ಶವೇ ಬೆನ್ನು ಹತ್ತಿ.
ಓದಿನರಮನೆ.
ಕಂಬಿ ಹಿಂದಿನ ಕತೆಗಳು
ಕಣೇ ಲಾ ಸ್ವಗತಗಳು.
ಕೆಂಗುಲಾಬಿ.
ಚಿರಸ್ಮರಣೆ ಓದೋಣ, ಕಯ್ಯೂರಿಗೆ ಹೋಗೋಣ
ಪರ್ಯಾಯ
ಫ್ಯಾಸಿಸಂಗೆ ಧರ್ಮವಿಲ್ಲ ಮನುಷ್ಯತ್ವವೂ ಇಲ್ಲ.
ಸಮಾಧಿ ಹೋಟ್ಲು ಮತ್ತು ಇತರೆ ಕತೆಗಳು.
ಸಿನಿ ವಿಶ್ವ
Rebel 1.0
ಹಿಂದಿನ ಪುಟಗಳು
► 2026 (5)
► 2025 (14)
► 2024 (3)
► 2023 (1)
► 2022 (1)
► 2021 (1)
► 2020 (41)
► 2019 (95)
► 2018 (90)
► 2017 (62)
► 2016 (218)
▼ 2015 (195)
ಡಿಸೆಂಬರ್ (11)
ನವೆಂಬರ್ (18)
ಅಕ್ಟೋಬರ್ (16)
ಸೆಪ್ಟೆಂಬರ್ (16)
ಆಗಸ್ಟ್ (33)
ಜುಲೈ (19)
ಜೂನ್ (12)
ಮೇ (19)
ಏಪ್ರಿಲ್ (13)
ಮಾರ್ಚ್ (16)
ಫೆಬ್ರವರಿ (6)
ಜನವರಿ (16)
► 2014 (189)
► 2013 (49)
► 2012 (77)
► 2011 (29)
► 2009 (34)
ವಿಭಾಗಗಳು
ಪ್ರಸ್ತುತ (367)
ಕವಿತೆ (144)
ಕಾದಂಬರಿ (142)
ಇತರೆ (90)
ಓದಿನರಮನೆ (72)
ಸಿನಿ - ವಿಶ್ವ (63)
ಮೇಕಿಂಗ್ ಹಿಸ್ಟರಿ (54)
ಕಥೆ (27)
ಪಕ್ಷಿ ಪ್ರಪಂಚ (26)
ವಿಮರ್ಶೆ (26)
ಹಿಂಗೂ ಇರುತ್ತೆ! (20)
ಕೃಷಿ (14)
ಸುತ್ತಾಟ (10)
ಕ್ಯಾಮೆರಾ ಕಣ್ಣು (8)
ತಂತ್ರಾಂಶ (5)
ವಿಡೀಯೋಗ್ರಫಿ (3)
ಅಡ್ಗೆ ಮನೆ (1)
Popular Posts
ಜೆನರೇಷನ್ ಗ್ಯಾಪಿನ “ಪ್ರೀತಿ
ಮೃತ್ಯು ಭಯ”
ನೀಟ್ ಪರೀಕ್ಷೆಯ ಸುತ್ತ.
ಪಕ್ಷಿ ವೀಕ್ಷಣೆಯ ಫೀಲ್ಡ್‌ ಡೈರಿ
ಭಾಗ 11: ಮೋದೂರು ಕೆರೆ
ಪಕ್ಷಿ ವೀಕ್ಷಣೆಯ ಫೀಲ್ಡ್‌ ಡೈರಿ
ಭಾಗ 5: ಕೊಮ್ಮಘಟ್ಟ ಕೆರೆ - 2
ಬೆಚ್ಚಿ ಬೀಳಿಸದ "ಸ್ಟೋಲನ್"
ಕಾಪಿರೈಟ್
ಹಿಂಗ್ಯಾಕೆ 2025